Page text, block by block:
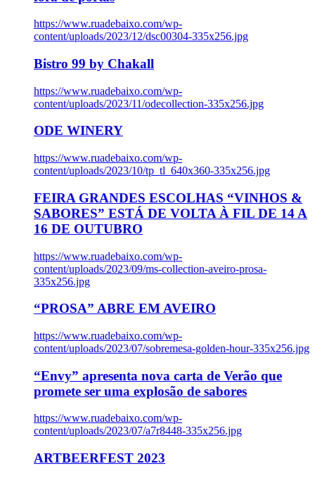
https://www.ruadebaixo.com/wp-
content/uploads/2023/12/dsc00304-335x256.jpg
Bistro 99 by Chakall
https://www.ruadebaixo.com/wp-
content/uploads/2023/11/odecollection-335x256.jpg
ODE WINERY
https://www.ruadebaixo.com/wp-
content/uploads/2023/10/tp_tl_640x360-335x256.jpg
FEIRA GRANDES ESCOLHAS “VINHOS &
SABORES” ESTÁ DE VOLTA À FIL DE 14 A
16 DE OUTUBRO
https://www.ruadebaixo.com/wp-
content/uploads/2023/09/ms-collection-aveiro-prosa-
335x256.jpg
“PROSA” ABRE EM AVEIRO
https://www.ruadebaixo.com/wp-
content/uploads/2023/07/sobremesa-golden-hour-335x256.jpg
“Envy” apresenta nova carta de Verão que
promete ser uma explosão de sabores
https://www.ruadebaixo.com/wp-
content/uploads/2023/07/a7r8448-335x256.jpg
ARTBEERFEST 2023